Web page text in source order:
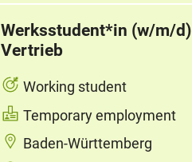
Werksstudent*in (w/m/d)
Vertrieb
Working student
Temporary employment
Baden-Württemberg